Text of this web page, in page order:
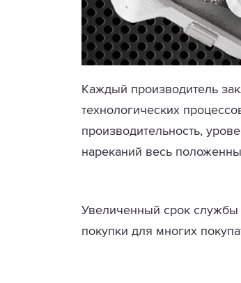
Каждый производитель
технологических
производительность,
нареканий весь
Увеличенный срок службы
покупки для многих